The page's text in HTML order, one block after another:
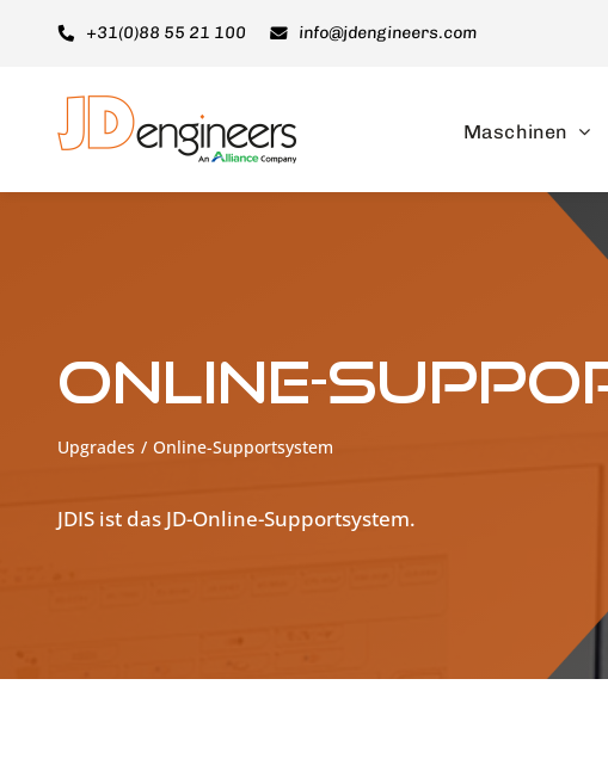
+31(0)88 55 21 100 info@jdengineers.com
Maschinen
Online-
Upgrades Online-Supportsystem
JDIS ist das JD-Online-Supportsystem.